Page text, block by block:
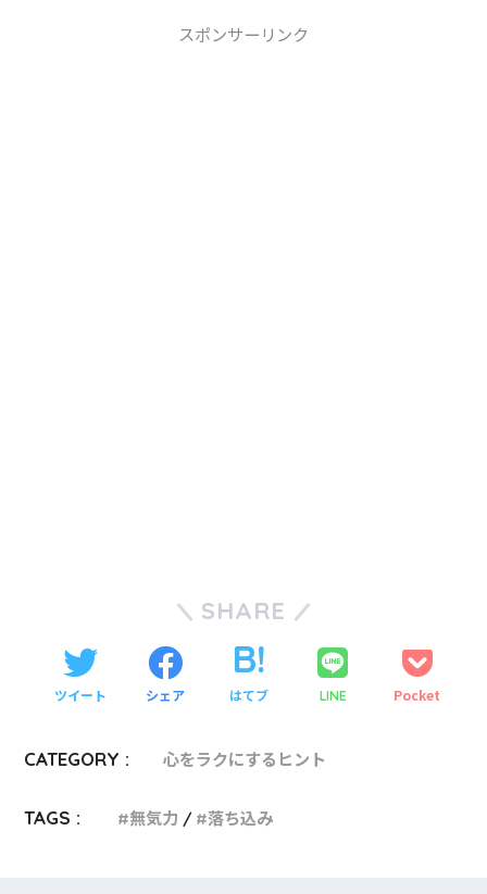
スポンサーリンク
SHARE
ツイート シェア はてブ LINE Pocket
CATEGORY : 心をラクにするヒント
TAGS : 無気力 落ち込み